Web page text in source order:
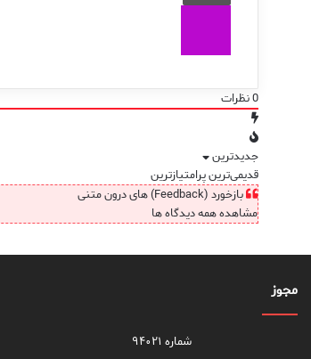
0نظرات
جدیدترین
قدیمی‌ترینپرامتیازترین
بازخورد (Feedback) های درون متنی
مشاهده همه دیدگاه ها
مجوز
شماره ۹۴۰۲۱